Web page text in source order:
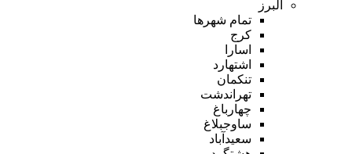
البرز
تمام شهر‌ها
کرج
اسارا
اشتهارد
تنکمان
تهراندشت
چهارباغ
ساوجبلاغ
سعیدآباد